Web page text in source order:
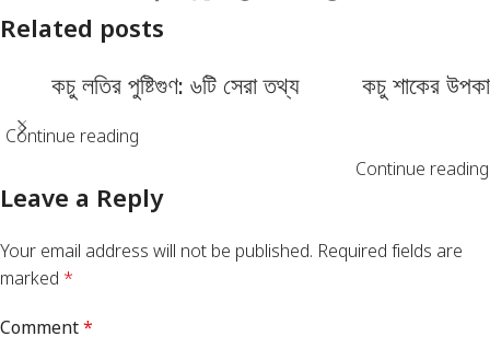
Related posts
কচু লতির পুষ্টিগুণ: ৬টি সেরা তথ্য
Continue reading
কচু শাকের
Continue reading
Leave a Reply
Your email address will not be published. Required fields are
marked *
Comment*